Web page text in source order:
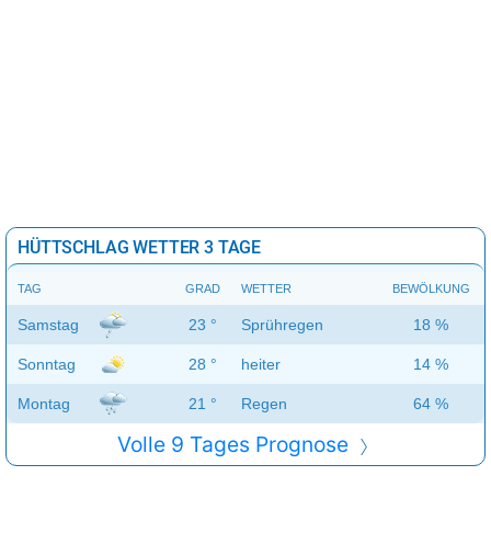
HÜTTSCHLAG WETTER 3 TAGE
TAG GRAD WETTER BEWÖLKUNG
Samstag 23 ° Sprühregen 18 %
Sonntag 28 ° heiter 14 %
Montag 21 ° Regen 64 %
Volle 9 Tages Prognose